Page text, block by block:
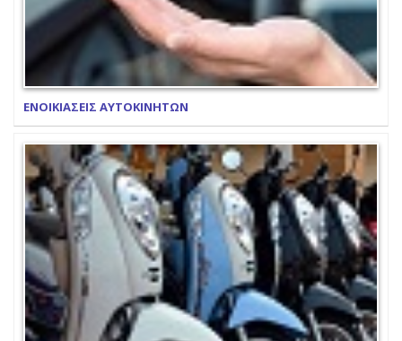
ΕΝΟΙΚΙΑΣΕΙΣ ΑΥΤΟΚΙΝΗΤΩΝ